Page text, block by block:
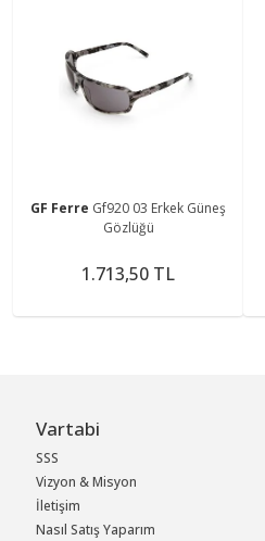
GF Ferre Gf920 03 Erkek Güneş
Gözlüğü
1.713,50 TL
Vartabi
SSS
Vizyon & Misyon
İletişim
Nasıl Satış Yaparım